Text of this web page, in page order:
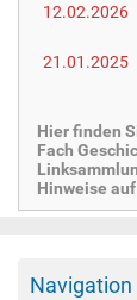
12.02.2026
21.01.2025
Hier finden
Fach
Hinweise
Navigation